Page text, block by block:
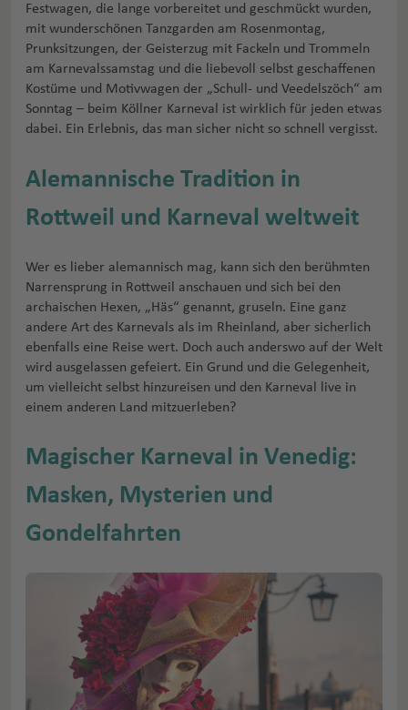
Festwagen, die lange vorbereitet und geschmückt wurden,
mit wunderschönen Tanzgarden am Rosenmontag,
Prunksitzungen, der Geisterzug mit Fackeln und Trommeln
am Karnevalssamstag und die liebevoll selbst geschaffenen
Kostüme und Motivwagen der „Schull- und Veedelszöch“ am
Sonntag – beim Köllner Karneval ist wirklich für jeden etwas
dabei. Ein Erlebnis, das man sicher nicht so schnell vergisst.
Alemannische Tradition in
Rottweil und Karneval weltweit
Wer es lieber alemannisch mag, kann sich den berühmten
Narrensprung in Rottweil anschauen und sich bei den
archaischen Hexen, „Häs“ genannt, gruseln. Eine ganz
andere Art des Karnevals als im Rheinland, aber sicherlich
ebenfalls eine Reise wert. Doch auch anderswo auf der Welt
wird ausgelassen gefeiert. Ein Grund und die Gelegenheit,
um vielleicht selbst hinzureisen und den Karneval live in
einem anderen Land mitzuerleben?
Magischer Karneval in Venedig:
Masken, Mysterien und
Gondelfahrten